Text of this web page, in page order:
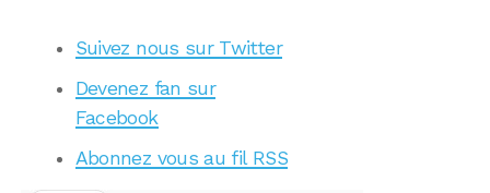
Suivez nous sur Twitter
Devenez fan sur
Facebook
Abonnez vous au fil RSS